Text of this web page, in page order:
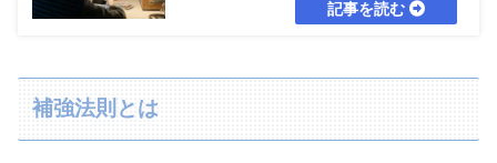
補強法則とは